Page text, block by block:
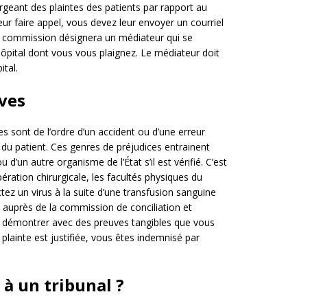
des plaintes des patients par rapport au
faire appel, vous devez leur envoyer un courriel
désignera un médiateur qui se
dont vous vous plaignez. Le médiateur doit
sont de l’ordre d’un accident ou d’une erreur
patient. Ces genres de préjudices entrainent
autre organisme de l’État s’il est vérifié. C’est
chirurgicale, les facultés physiques du
un virus à la suite d’une transfusion sanguine
de la commission de conciliation et
avec des preuves tangibles que vous
est justifiée, vous êtes indemnisé par
un tribunal ?